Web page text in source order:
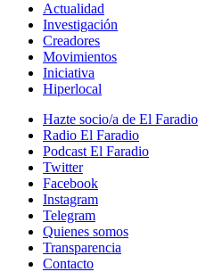
Actualidad
Investigación
Creadores
Movimientos
Iniciativa
Hiperlocal
Hazte socio/a de El Faradio
Radio El Faradio
Podcast El Faradio
Twitter
Facebook
Instagram
Telegram
Quienes somos
Transparencia
Contacto